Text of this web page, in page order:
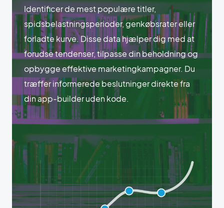
Identificer de mest populære titler,
spidsbelastningsperioder, genkøbsrater eller
forladte kurve. Disse data hjælper dig med at
forudse tendenser, tilpasse din beholdning og
opbygge effektive marketingkampagner. Du
træffer informerede beslutninger direkte fra
din app-builder uden kode.